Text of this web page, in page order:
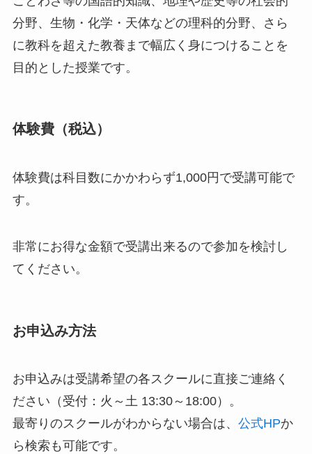
分野、生物・化学・天体などの理科的分野、さら
に教科を超えた教養まで幅広く身につけることを
目的とした授業です。
体験費（税込）
体験費は科目数にかかわらず1,000円で受講可能で
す。
非常にお得な金額で受講出来るので参加を検討し
てください。
お申込み方法
お申込みは受講希望の各スクールに直接ご連絡く
ださい（受付：火～土 13:30～18:00）。
最寄りのスクールがわからない場合は、 公式HPか
ら検索も可能です。